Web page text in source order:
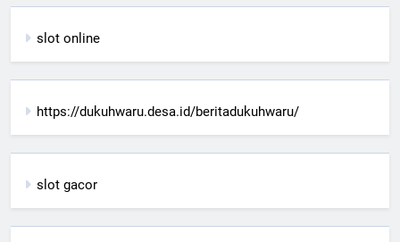
slot online
https://dukuhwaru.desa.id/beritadukuhwaru/
slot gacor